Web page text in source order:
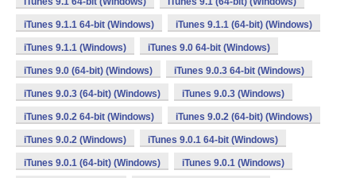
iTunes 9.1.1 64-bit (Windows) iTunes 9.1.1 (64-bit) (Windows)
iTunes 9.1.1 (Windows) iTunes 9.0 64-bit (Windows)
iTunes 9.0 (64-bit) (Windows) iTunes 9.0.3 64-bit (Windows)
iTunes 9.0.3 (64-bit) (Windows) iTunes 9.0.3 (Windows)
iTunes 9.0.2 64-bit (Windows) iTunes 9.0.2 (64-bit) (Windows)
iTunes 9.0.2 (Windows) iTunes 9.0.1 64-bit (Windows)
iTunes 9.0.1 (64-bit) (Windows) iTunes 9.0.1 (Windows)